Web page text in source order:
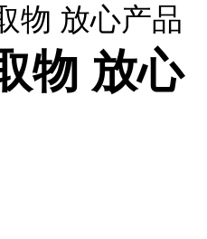
物 放心产品
物 放心